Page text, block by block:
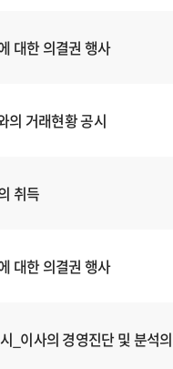
대한 의결권 행사
의 거래현황 공시
취득
대한 의결권 행사
_이사의 경영진단 및 분석